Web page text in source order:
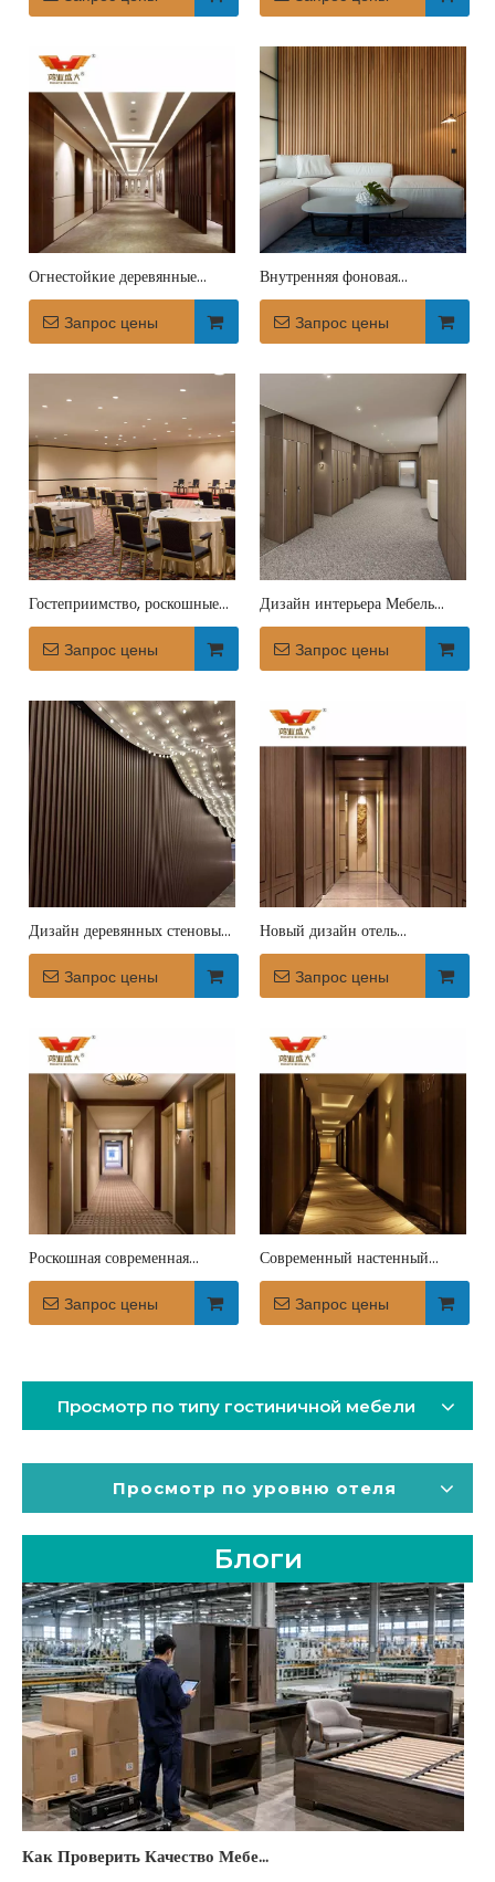
отеля
Огнестойкие деревянные
стеновые панели отеля для
внутренней отделки
Запрос цены
Внутренняя фоновая
украшение отеля настенные
панелиЗапрос цены
Гостеприимство, роскошные
украшения, фиксированные
настенные панели для мебели
Запрос цены
Дизайн интерьера Мебель
Акустические стеновые
панели отеля
Запрос цены
Дизайн деревянных стеновых
панелей Wilson Associates
для гостиничного бизнеса
Запрос цены
Новый дизайн отель
роскошные деревянные
внутренние настенные панели
Запрос цены
Роскошная современная
деревянная настенная панель
для отеляЗапрос цены
Современный настенный
художественный декор в
вестибюле отеля
Запрос цены
Просмотр по типу гостиничной мебели
Просмотр по уровню отеля
Блоги
Как Проверить Качество Мебели Для Отеля Перед Отправкой Из Китая: 7-шаговый Чек-лист 2026